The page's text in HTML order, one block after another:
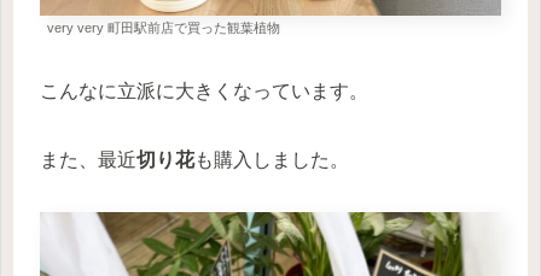
very very 町田駅前店で買った観葉植物
こんなに立派に大きくなっています。
また、最近切り花も購入しました。